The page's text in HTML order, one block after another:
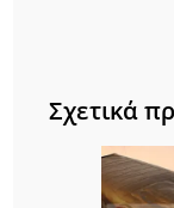
Σχετικά